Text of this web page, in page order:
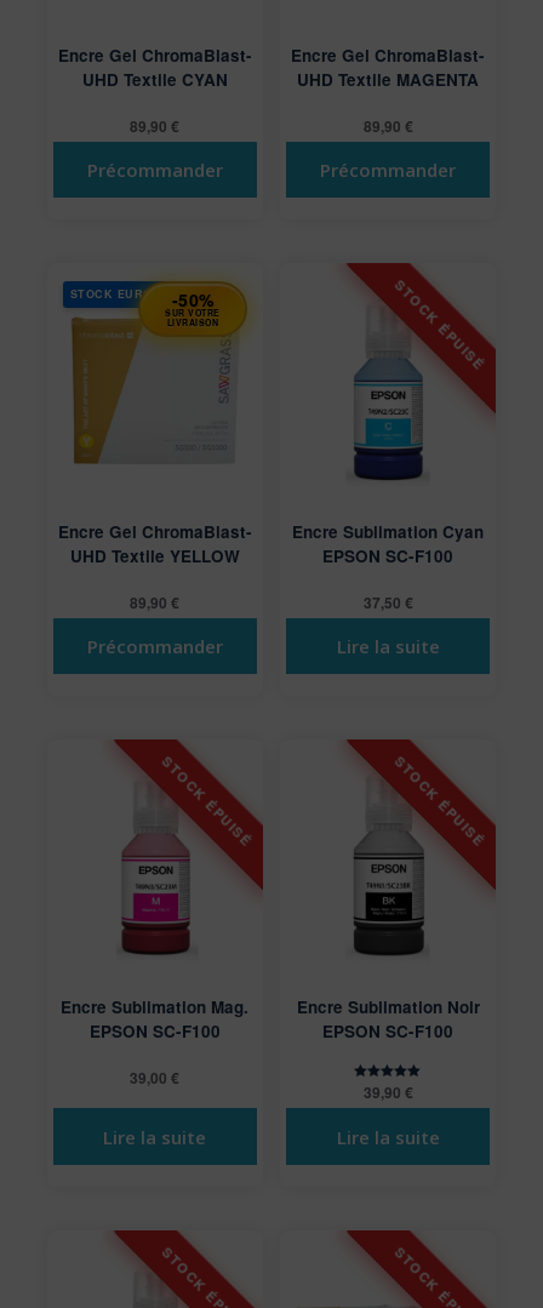
Encre Gel ChromaBlast-
UHD Textile CYAN
89,90€
Précommander
Encre Gel ChromaBlast-
UHD Textile MAGENTA
89,90 €
Précommander
STOCK EUROPE -50%
SUR VOTRE
LIVRAISON
Encre Gel ChromaBlast-
UHD Textile YELLOW
89,90€
Précommander
Encre Sublimation Cyan
EPSON SC-F100
37,50 €
Lire la suite
Encre Sublimation Mag.
EPSON SC-F100
39,00€
Lire la suite
Encre Sublimation Noir
EPSON SC-F100
Note
5.00
39,90 €
Lire la suite